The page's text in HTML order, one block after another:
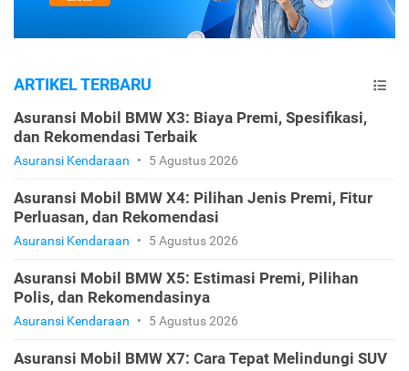
ARTIKEL TERBARU
Asuransi Mobil BMW X3: Biaya Premi, Spesifikasi,
dan Rekomendasi Terbaik
Asuransi Kendaraan • 5 Agustus 2026
Asuransi Mobil BMW X4: Pilihan Jenis Premi, Fitur
Perluasan, dan Rekomendasi
Asuransi Kendaraan • 5 Agustus 2026
Asuransi Mobil BMW X5: Estimasi Premi, Pilihan
Polis, dan Rekomendasinya
Asuransi Kendaraan • 5 Agustus 2026
Asuransi Mobil BMW X7: Cara Tepat Melindungi SUV